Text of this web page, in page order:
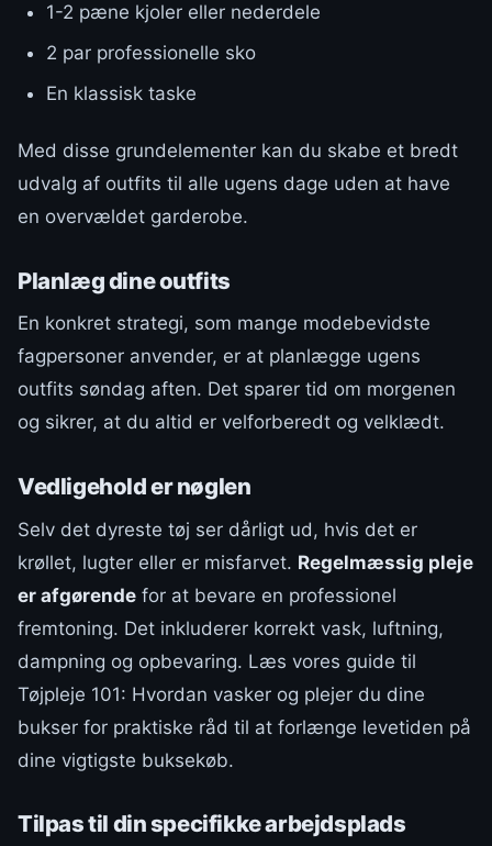
1-2 pæne kjoler eller nederdele
2 par professionelle sko
En klassisk taske
Med disse grundelementer kan du skabe et bredt
udvalg af outfits til alle ugens dage uden at have
en overvældet garderobe.
Planlæg dine outfits
En konkret strategi, som mange modebevidste
fagpersoner anvender, er at planlægge ugens
outfits søndag aften. Det sparer tid om morgenen
og sikrer, at du altid er velforberedt og velklædt.
Vedligehold er nøglen
Selv det dyreste tøj ser dårligt ud, hvis det er
krøllet, lugter eller er misfarvet. Regelmæssig pleje
er afgørende for at bevare en professionel
fremtoning. Det inkluderer korrekt vask, luftning,
dampning og opbevaring. Læs vores guide til
Tøjpleje 101: Hvordan vasker og plejer du dine
bukser for praktiske råd til at forlænge levetiden på
dine vigtigste buksekøb.
Tilpas til din specifikke arbejdsplads